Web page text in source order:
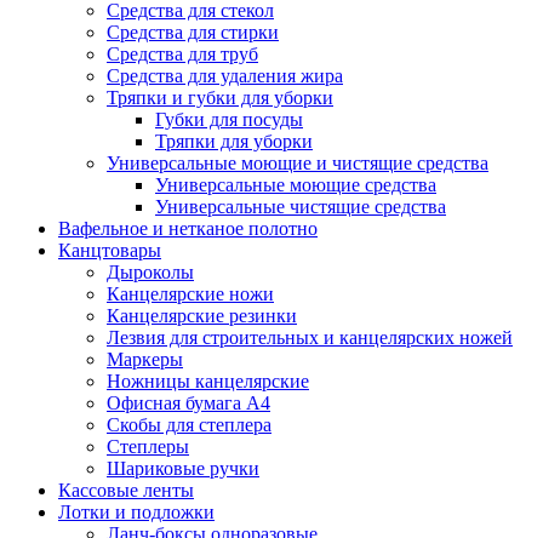
Средства для стекол
Средства для стирки
Средства для труб
Средства для удаления жира
Тряпки и губки для уборки
Губки для посуды
Тряпки для уборки
Универсальные моющие и чистящие средства
Универсальные моющие средства
Универсальные чистящие средства
Вафельное и нетканое полотно
Канцтовары
Дыроколы
Канцелярские ножи
Канцелярские резинки
Лезвия для строительных и канцелярских ножей
Маркеры
Ножницы канцелярские
Офисная бумага А4
Скобы для степлера
Степлеры
Шариковые ручки
Кассовые ленты
Лотки и подложки
Ланч-боксы одноразовые